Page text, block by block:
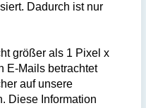
Dadurch ist nur
größer als 1 Pixel x
E-Mails betrachtet
auf unsere
Diese Information